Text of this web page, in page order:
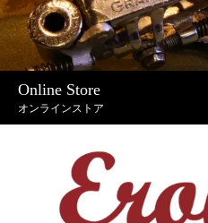
Online Store
オンラインストア